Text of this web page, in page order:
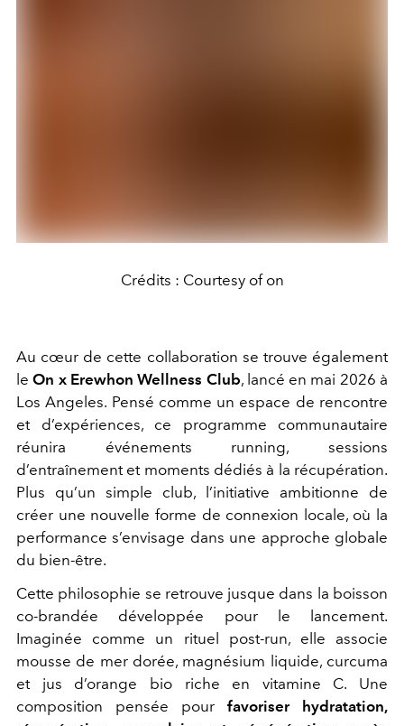
Crédits : Courtesy of on
Au cœur de cette collaboration se trouve également
leOn x Erewhon Wellness Club, lancé en mai 2026 à
Los Angeles. Pensé comme un espace de rencontre
et d’expériences, ce programme communautaire
réunira événements running, sessions
d’entraînement et moments dédiés à la récupération.
Plus qu’un simple club, l’initiative ambitionne de
créer une nouvelle forme de connexion locale, où la
performance s’envisage dans une approche globale
du bien-être.
Cette philosophie se retrouve jusque dans la boisson
co-brandée développée pour le lancement.
Imaginée comme un rituel post-run, elle associe
mousse de mer dorée, magnésium liquide, curcuma
et jus d’orange bio riche en vitamine C. Une
composition pensée pour favoriser hydratation,